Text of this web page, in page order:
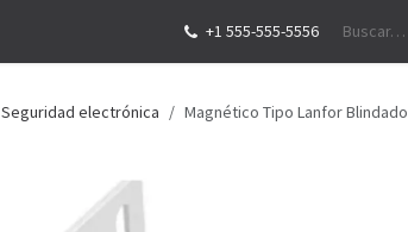
Servicios Precios Historias de éxito
+1 555-555-5556
Seguridad electrónica Magnético Tipo Lanfor Blindado